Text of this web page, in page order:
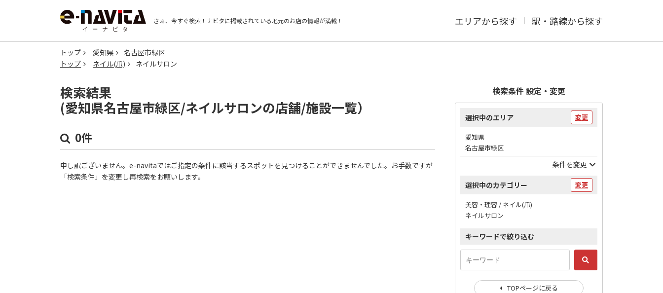
さぁ、今すぐ検索！ ナビタに掲載されている地元のお店の情報が満載！ エリアから探す 駅・路線から探す
トップ 愛知県
名古屋市緑区
トップ
ネイル(爪) ネイルサロン
検索結果
(愛知県名古屋市緑区/ネイルサロンの店舗/施設一覧）
0件
申し訳ございません。e-navitaではご指定の条件に該当するスポットを見つけることができませんでした。お手数ですが
「検索条件」を変更し再検索をお願いします。
検索条件 設定・変更
選択中のエリア 変更
愛知県
名古屋市緑区
条件を変更
選択中のカテゴリー 変更
美容・理容 / ネイル(爪)
ネイルサロン
キーワードで絞り込む
TOPページに戻る